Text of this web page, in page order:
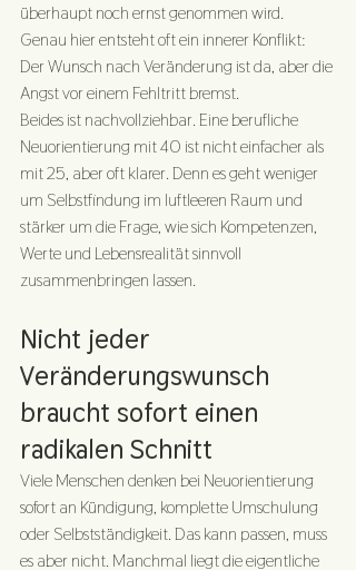
überhaupt noch ernst genommen wird.
Genau hier entsteht oft ein innerer Konflikt:
Der Wunsch nach Veränderung ist da, aber die
Angst vor einem Fehltritt bremst.
Beides ist nachvollziehbar. Eine berufliche
Neuorientierung mit 40 ist nicht einfacher als
mit 25, aber oft klarer. Denn es geht weniger
um Selbstfindung im luftleeren Raum und
stärker um die Frage, wie sich Kompetenzen,
Werte und Lebensrealität sinnvoll
zusammenbringen lassen.
Nicht jeder
Veränderungswunsch
braucht sofort einen
radikalen Schnitt
Viele Menschen denken bei Neuorientierung
sofort an Kündigung, komplette Umschulung
oder Selbstständigkeit. Das kann passen, muss
es aber nicht. Manchmal liegt die eigentliche